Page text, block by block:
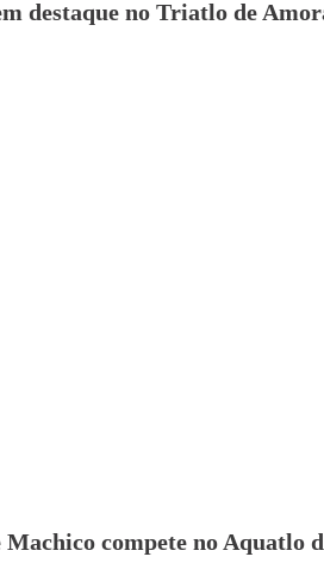
destaque no Triatlo de
compete no Aquatlo